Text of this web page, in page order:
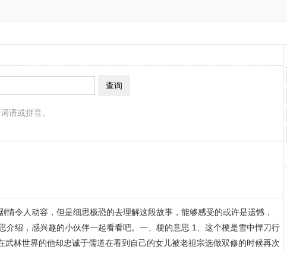
查询
语或拼音。
令人动容，但是细思极恐的去理解这段故事，能够感受的或许是遗憾，
绍，感兴趣的小伙伴一起看看吧。一、梗的意思 1、这个梗是雪中悍刀行
林世界的他却忠诚于儒道在看到自己的女儿被老祖宗选做双修的时候再次